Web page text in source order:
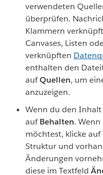
verwendeten
überprüfen.
Klammern
Canvases, Listen
verknüpften
enthalten den
aufQuellen, um
anzuzeigen.
Wenn du den
aufBehalten.
möchtest, klicke auf
Struktur und
Änderungen
diese im Textfeld